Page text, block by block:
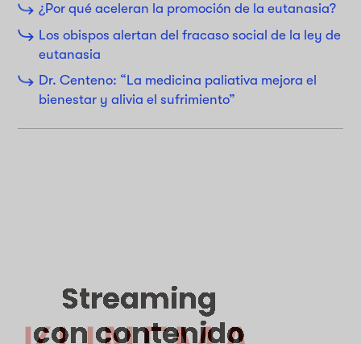
¿Por qué aceleran la promoción de la eutanasia?
Los obispos alertan del fracaso social de la ley de
eutanasia
Dr. Centeno: “La medicina paliativa mejora el
bienestar y alivia el sufrimiento”